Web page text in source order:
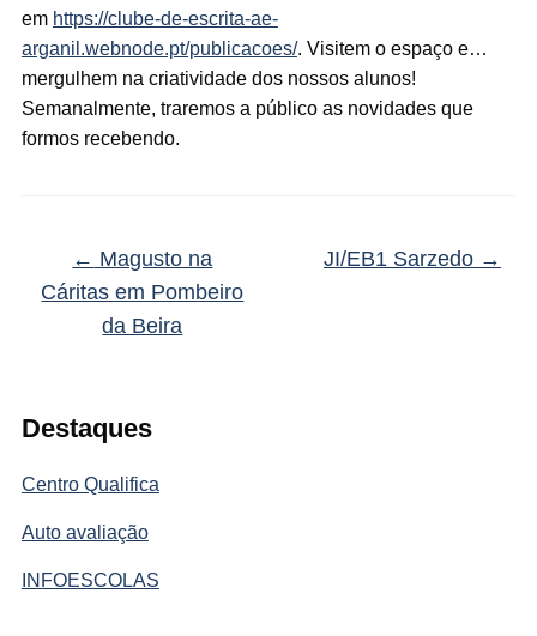
Destaques
Centro Qualifica
Auto avaliação
INFOESCOLAS
em https://clube-de-escrita-ae-
arganil.webnode.pt/publicacoes/. Visitem o espaço e…
mergulhem na criatividade dos nossos alunos!
Semanalmente, traremos a público as novidades que
formos recebendo.
← Magusto na
Cáritas em Pombeiro
da Beira
JI/EB1 Sarzedo →